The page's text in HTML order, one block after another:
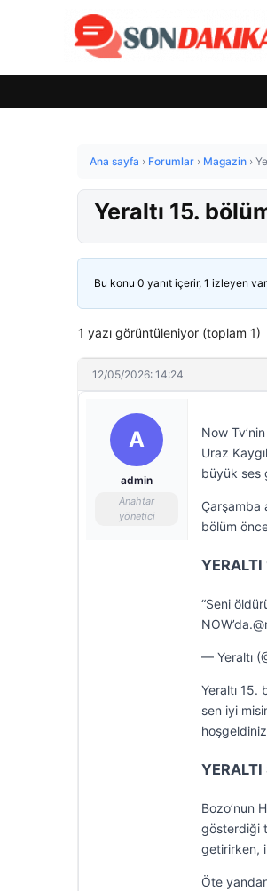
Ana sayfa › Forumlar › Magazin ›
Yeraltı 15.
Bu konu 0 yanıt içerir, 1 izleyen
1 yazı görüntüleniyor (toplam 1)
12/05/2026: 14:24
A
admin
Anahtar
yönetici
Now
Uraz
büyük ses
Çarşamba
bölüm
YERALTI
“Seni
— Yeraltı
Yeraltı 15.
sen iyi
YERALTI
Bozo’nun
gösterdiği
getirirken,
Öte